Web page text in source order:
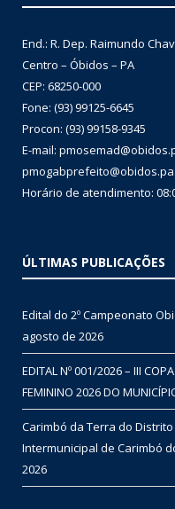
End.: R. Dep. Raimundo
Centro – Óbidos – PA
CEP: 68250-000
Fone: (93) 99125-6645
Procon: (93) 99158-9345
E-mail:
Horário de atendimento:
ÚLTIMAS PUBLICAÇÕES
Edital do 2º Campeonato
agosto de 2026
EDITAL Nº 001/2026 – III
FEMININO 2026 DO
Carimbó da Terra do
Intermunicipal de Carimbó
2026